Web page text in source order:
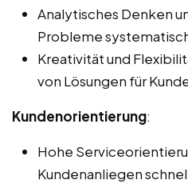
Analytisches Denken
Probleme
Kreativität und
von Lösungen für
Kundenorientierung:
Hohe
Kundenanliegen